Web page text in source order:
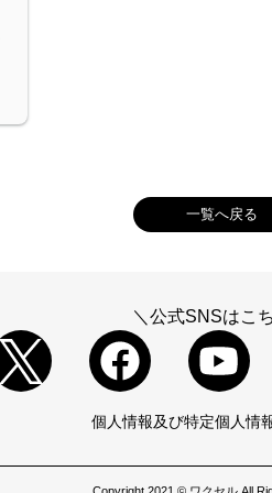
一覧へ戻る
＼公式SNSはこ
個人情報及び特定個人情